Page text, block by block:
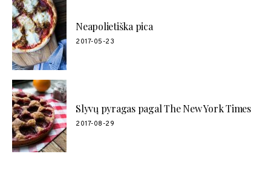
Neapolietiška pica
2017-05-23
Slyvų pyragas pagal The New York Times
2017-08-29